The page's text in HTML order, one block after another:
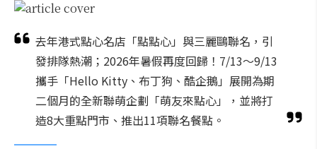
去年港式點心名店「點點心」與三麗鷗聯名，引
發排隊熱潮；2026年暑假再度回歸！7/13～9/13
攜手「Hello Kitty、布丁狗、酷企鵝」展開為期
二個月的全新聯萌企劃「萌友來點心」，並將打
造8大重點門市、推出11項聯名餐點。